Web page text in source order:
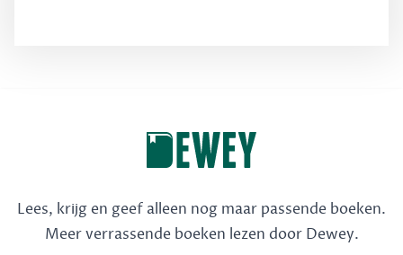
Lees, krijg en geef alleen nog maar passende boeken.
Meer verrassende boeken lezen door Dewey.